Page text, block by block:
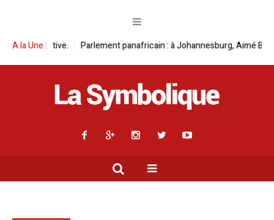
A la Une :: à Johannesburg, Aimé Boji Sangara multiplie les